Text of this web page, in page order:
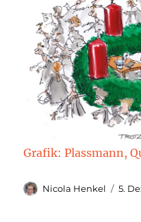
Grafik: Plassmann,
Autor
Nicola Henkel 5.